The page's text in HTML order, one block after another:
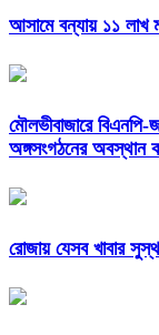
আসামে বন্যায় ১১ লাখ
মৌলভীবাজারে
অঙ্গসংগঠনের অবস্থান
রোজায় যেসব খাবার